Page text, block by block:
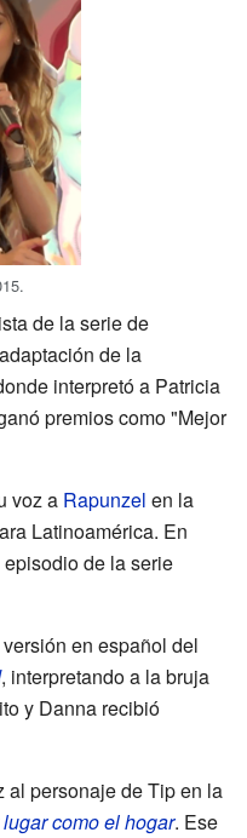
de la serie de
de la
interpretó a Patricia
premios como "Mejor
voz a Rapunzel en la
Latinoamérica. En
de la serie
en español del
, interpretando a la bruja
y Danna recibió
al personaje de Tip en la
como el hogar. Ese